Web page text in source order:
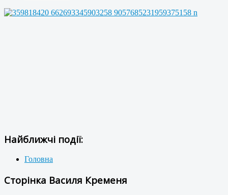
Найближчі події:
Головна
Сторінка Василя Кременя